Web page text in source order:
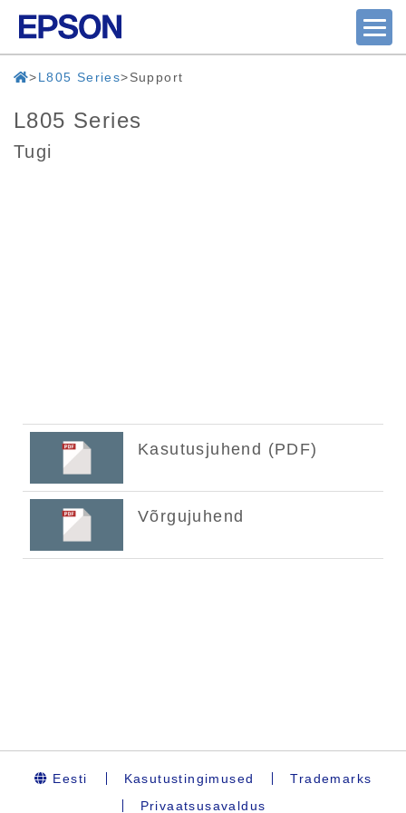
L805 Series Support
L805 Series
Tugi
Eesti Kasutustingimused
Trademarks
Privaatsusavaldus